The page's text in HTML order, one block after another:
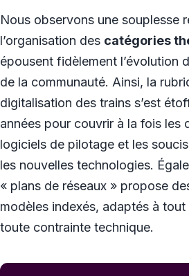
Nous observons une souplesse
l’organisation des catégories
épousent fidèlement l’évolution
de la communauté. Ainsi, la
digitalisation des trains s’est
années pour couvrir à la fois les
logiciels de pilotage et les
les nouvelles technologies.
« plans de réseaux » propose
modèles indexés, adaptés à
toute contrainte technique.